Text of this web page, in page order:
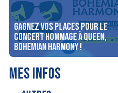
Gagnez vos places pour le
concert Hommage à Queen,
Bohemian Harmony !
MES INFOS